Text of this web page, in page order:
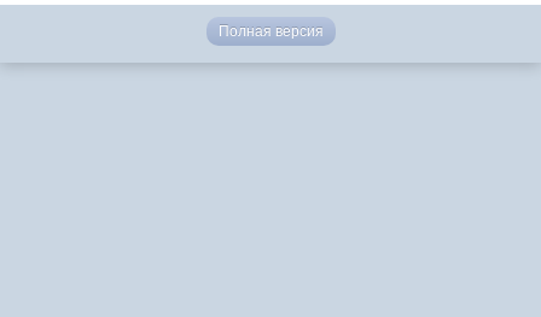
Полная версия